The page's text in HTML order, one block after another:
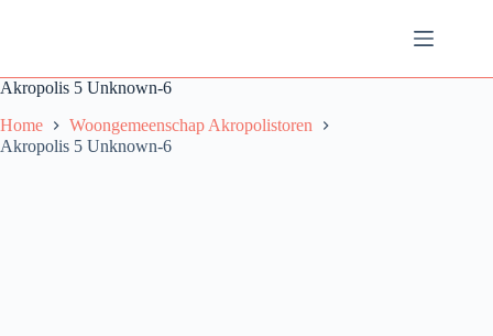
Akropolis 5 Unknown-6
Home
Woongemeenschap Akropolistoren
Akropolis 5 Unknown-6